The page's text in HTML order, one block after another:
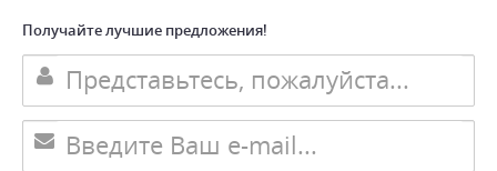
Получайте лучшие предложения!